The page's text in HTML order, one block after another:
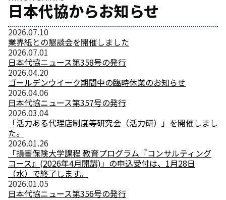
日本代協からお知らせ
2026.07.10
業界紙との懇談会を開催しました
2026.07.01
日本代協ニュース第358号の発行
2026.04.20
ゴールデンウイーク期間中の臨時休業のお知らせ
2026.04.06
日本代協ニュース第357号の発行
2026.03.04
「活力ある代理店制度等研究会（活力研）」を開催しまし
た。
2026.01.26
「損害保険大学課程 教育プログラム『コンサルティング
コース』(2026年4月開講)」の申込受付は、1月28日
（水）で終了します。
2026.01.05
日本代協ニュース第356号の発行